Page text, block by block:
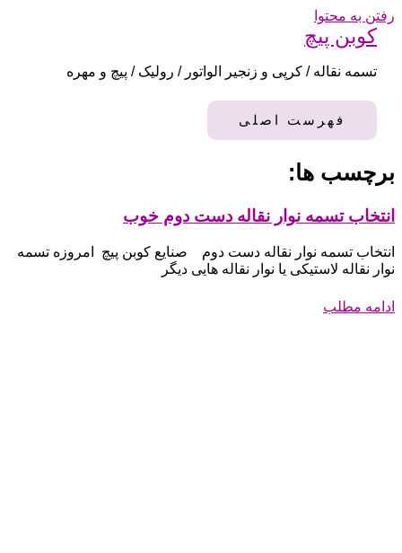
رفتن به محتوا
کوبن پیچ
تسمه نقاله / کرپی و زنجیر الواتور / رولیک / پیچ و مهره
فهرست اصلی
برچسب ها:
انتخاب تسمه نوار نقاله دست دوم خوب
انتخاب تسمه نوار نقاله دست دوم صنایع کوبن پیچ امروزه تسمه
نوار نقاله لاستیکی یا نوار نقاله هایی دیگر
ادامه مطلب